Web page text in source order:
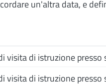
un'altra data, e
visita di istruzione presso
visita di istruzione presso